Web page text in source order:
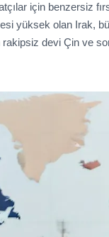
için benzersiz
yüksek olan Irak,
devi Çin ve